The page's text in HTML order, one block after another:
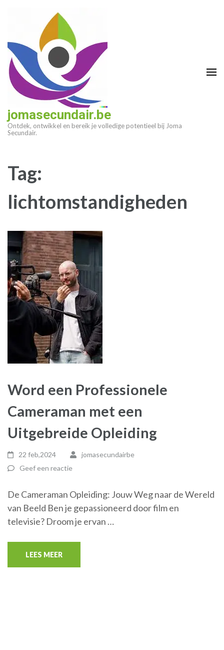
(druk
enter)
jomasecundair.be
Ontdek, ontwikkel en bereik je volledige potentieel bij Joma
Secundair.
Tag:
lichtomstandigheden
Word een Professionele
Cameraman met een
Uitgebreide Opleiding
22 feb,2024
jomasecundairbe
Geef een reactie
De Cameraman Opleiding: Jouw Weg naar de Wereld
van Beeld Ben je gepassioneerd door film en
televisie? Droom je ervan …
LEES MEER